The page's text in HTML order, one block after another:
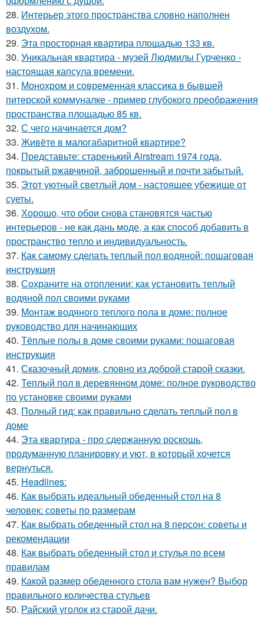
28. Интерьер этого пространства словно наполнен
воздухом.
29. Эта просторная квартира площадью 133 кв.
30. Уникальная квартира - музей Людмилы Гурченко -
настоящая капсула времени.
31. Монохром и современная классика в бывшей
питерской коммуналке - пример глубокого преображения
пространства площадью 85 кв.
32. С чего начинается дом?
33. Живёте в малогабаритной квартире?
34. Представьте: старенький Airstream 1974 года,
покрытый ржавчиной, заброшенный и почти забытый.
35. Этот уютный светлый дом - настоящее убежище от
суеты.
36. Хорошо, что обои снова становятся частью
интерьеров - не как дань моде, а как способ добавить в
пространство тепло и индивидуальность.
37. Как самому сделать теплый пол водяной: пошаговая
инструкция
38. Сохраните на отоплении: как установить теплый
водяной пол своими руками
39. Монтаж водяного теплого пола в доме: полное
руководство для начинающих
40. Тёплые полы в доме своими руками: пошаговая
инструкция
41. Сказочный домик, словно из доброй старой сказки.
42. Теплый пол в деревянном доме: полное руководство
по установке своими руками
43. Полный гид: как правильно сделать теплый пол в
доме
44. Эта квартира - про сдержанную роскошь,
продуманную планировку и уют, в который хочется
вернуться.
45. Headlines:
46. Как выбрать идеальный обеденный стол на 8
человек: советы по размерам
47. Как выбрать обеденный стол на 8 персон: советы и
рекомендации
48. Как выбрать обеденный стол и стулья по всем
правилам
49. Какой размер обеденного стола вам нужен? Выбор
правильного количества стульев
50. Райский уголок из старой дачи.